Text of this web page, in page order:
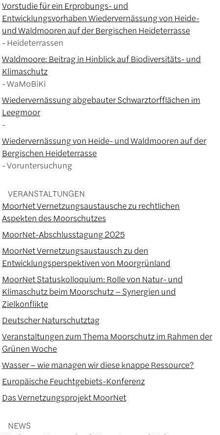
Vorstudie für ein Erprobungs- und
Entwicklungsvorhaben Wiedervernässung von Heide-
und Waldmooren auf der Bergischen Heideterrasse
Heideterrassen
Waldmoore: Beitrag in Hinblick auf Biodiversitäts- und
Klimaschutz
WaMoBiKi
Wiedervernässung abgebauter Schwarztorfflächen im
Leegmoor
Wiedervernässung von Heide- und Waldmooren auf der
Bergischen Heideterrasse
Voruntersuchung
VERANSTALTUNGEN
MoorNet Vernetzungsaustausche zu rechtlichen
Aspekten des Moorschutzes
MoorNet-Abschlusstagung 2025
MoorNet Vernetzungsaustausch zu den
Entwicklungsperspektiven von Moorgrünland
MoorNet Statuskolloquium: Rolle von Natur- und
Klimaschutz beim Moorschutz – Synergien und
Zielkonflikte
Deutscher Naturschutztag
Veranstaltungen zum Thema Moorschutz im Rahmen der
Grünen Woche
Wasser – wie managen wir diese knappe Ressource?
Europäische Feuchtgebiets-Konferenz
Das Vernetzungsprojekt MoorNet
NEWS